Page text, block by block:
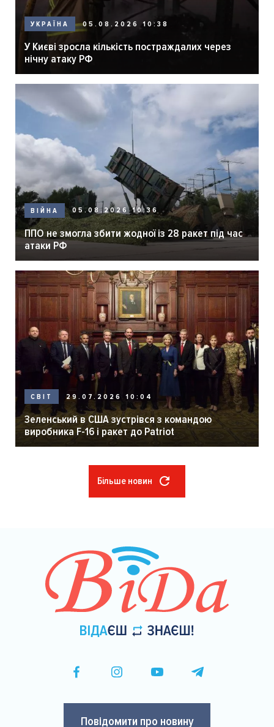
УКРАЇНА 05.08.2026 10:38
У Києві зросла кількість постраждалих через
нічну атаку РФ
ВІЙНА 05.08.2026 10:36
ППО не змогла збити жодної із 28 ракет під час
атаки РФ
СВІТ 29.07.2026 10:04
Зеленський в США зустрівся з командою
виробника F-16 і ракет до Patriot
Більше новин
Повідомити про новину